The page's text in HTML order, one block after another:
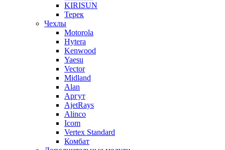
KIRISUN
Терек
Чехлы
Motorola
Hytera
Kenwood
Yaesu
Vector
Midland
Alan
Аргут
AjetRays
Alinco
Icom
Vertex Standard
Комбат